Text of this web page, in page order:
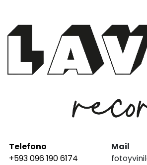
Telefono
+593 096 190 6174
Mail